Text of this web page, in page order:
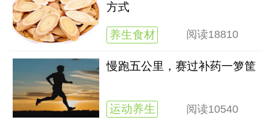
方式
养生食材 阅读18810
慢跑五公里，赛过补药一箩筐
运动养生 阅读10540